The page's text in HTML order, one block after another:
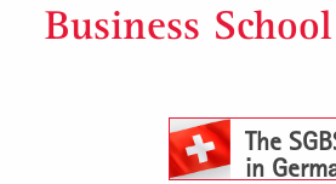
Business School
The
in